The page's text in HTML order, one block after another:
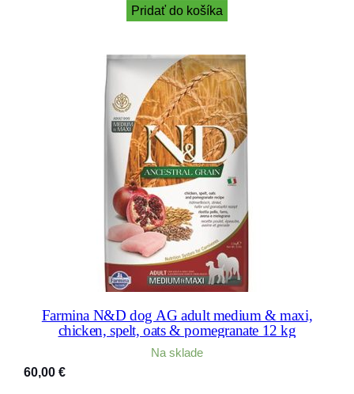
Pridať do košíka
Farmina N&D dog AG adult medium & maxi,
chicken, spelt, oats & pomegranate 12 kg
Na sklade
60,00 €